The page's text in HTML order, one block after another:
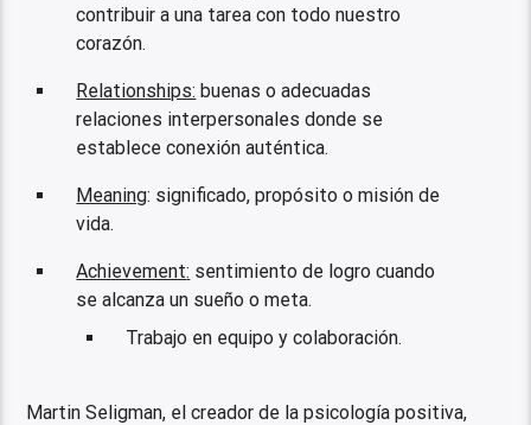
contribuir a una tarea con todo nuestro
corazón.
Relationships: buenas o adecuadas
relaciones interpersonales donde se
establece conexión auténtica.
Meaning: significado, propósito o misión de
vida.
Achievement: sentimiento de logro cuando
se alcanza un sueño o meta.
Trabajo en equipo y colaboración.
Martin Seligman, el creador de la psicología positiva,